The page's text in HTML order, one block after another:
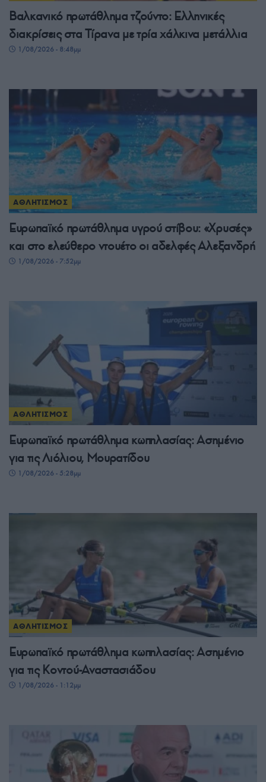
Βαλκανικό πρωτάθλημα τζούντο: Ελληνικές
διακρίσεις στα Τίρανα με τρία χάλκινα μετάλλια
1/08/2026 - 8:48μμ
ΑΘΛΗΤΙΣΜΟΣ
Ευρωπαϊκό πρωτάθλημα υγρού στίβου: «Χρυσές»
και στο ελεύθερο ντουέτο οι αδελφές Αλεξανδρή
1/08/2026 - 7:52μμ
ΑΘΛΗΤΙΣΜΟΣ
Ευρωπαϊκό πρωτάθλημα κωπηλασίας: Ασημένιο
για τις Λιόλιου, Μουρατίδου
1/08/2026 - 5:28μμ
ΑΘΛΗΤΙΣΜΟΣ
Ευρωπαϊκό πρωτάθλημα κωπηλασίας: Ασημένιο
για τις Κοντού-Αναστασιάδου
1/08/2026 - 1:12μμ